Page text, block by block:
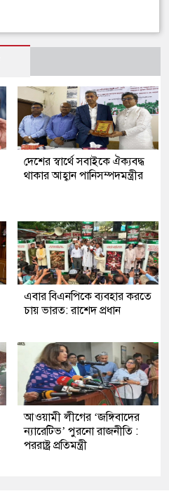
দেশের স্বার্থে সবাইকে ঐক্যবদ্ধ
থাকার আহ্বান পানিসম্পদমন্ত্রীর
এবার বিএনপিকে ব্যবহার করতে
চায় ভারত: রাশেদ প্রধান
আওয়ামী লীগের ‘জঙ্গিবাদের
ন্যারেটিভ’ পুরনো রাজনীতি :
পররাষ্ট্র প্রতিমন্ত্রী